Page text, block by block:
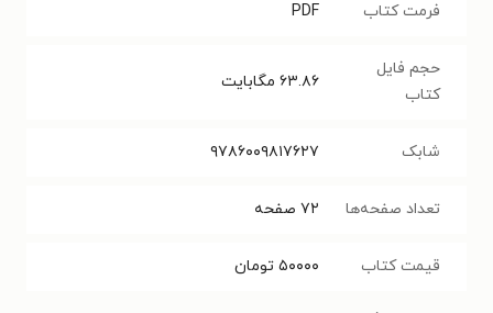
فرمت کتاب PDF
حجم فایل
کتاب
۶۳.۸۶ مگابایت
شابک ۹۷۸۶۰۰۹۸۱۷۶۲۷
تعداد صفحه‌ها ۷۲ صفحه
قیمت کتاب ۵۰۰۰۰ تومان